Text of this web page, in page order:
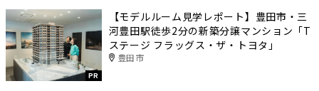
PR
【モデルルーム見学レポート】豊田市・三
河豊田駅徒歩2分の新築分譲マンション「T
ステージ フラッグス・ザ・トヨタ」
豊田市